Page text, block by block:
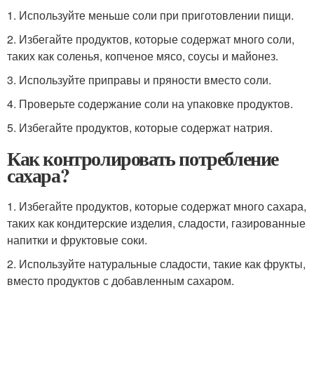
1. Используйте меньше соли при приготовлении пищи.
2. Избегайте продуктов, которые содержат много соли,
таких как соленья, копченое мясо, соусы и майонез.
3. Используйте приправы и пряности вместо соли.
4. Проверьте содержание соли на упаковке продуктов.
5. Избегайте продуктов, которые содержат натрия.
Как контролировать потребление
сахара?
1. Избегайте продуктов, которые содержат много сахара,
таких как кондитерские изделия, сладости, газированные
напитки и фруктовые соки.
2. Используйте натуральные сладости, такие как фрукты,
вместо продуктов с добавленным сахаром.